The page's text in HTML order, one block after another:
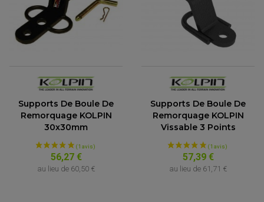
Supports De Boule De
Remorquage KOLPIN
30x30mm
56,27 €
au lieu de 60,50 €
Supports De Boule De
Remorquage KOLPIN
Vissable 3 Points
57,39 €
au lieu de 61,71 €